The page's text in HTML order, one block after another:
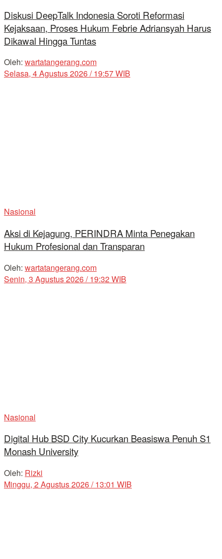
Diskusi DeepTalk Indonesia Soroti Reformasi
Kejaksaan, Proses Hukum Febrie Adriansyah Harus
Dikawal Hingga Tuntas
Oleh: wartatangerang.com
Selasa, 4 Agustus 2026 / 19:57 WIB
Nasional
Aksi di Kejagung, PERINDRA Minta Penegakan
Hukum Profesional dan Transparan
Oleh: wartatangerang.com
Senin, 3 Agustus 2026 / 19:32 WIB
Nasional
Digital Hub BSD City Kucurkan Beasiswa Penuh S1
Monash University
Oleh: Rizki
Minggu, 2 Agustus 2026 / 13:01 WIB